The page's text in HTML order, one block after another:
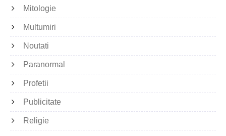
Mitologie
Multumiri
Noutati
Paranormal
Profetii
Publicitate
Religie